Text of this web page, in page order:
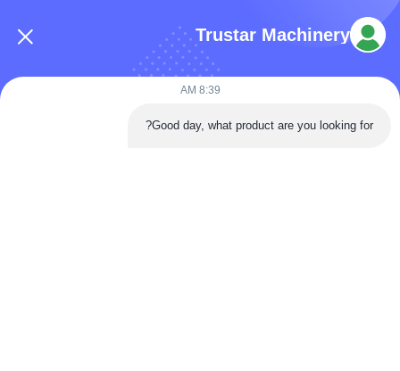
هاتف: 86-180-5882-0351
Trustar Machinery
8:39 AM
Good day, what product are you looking for?